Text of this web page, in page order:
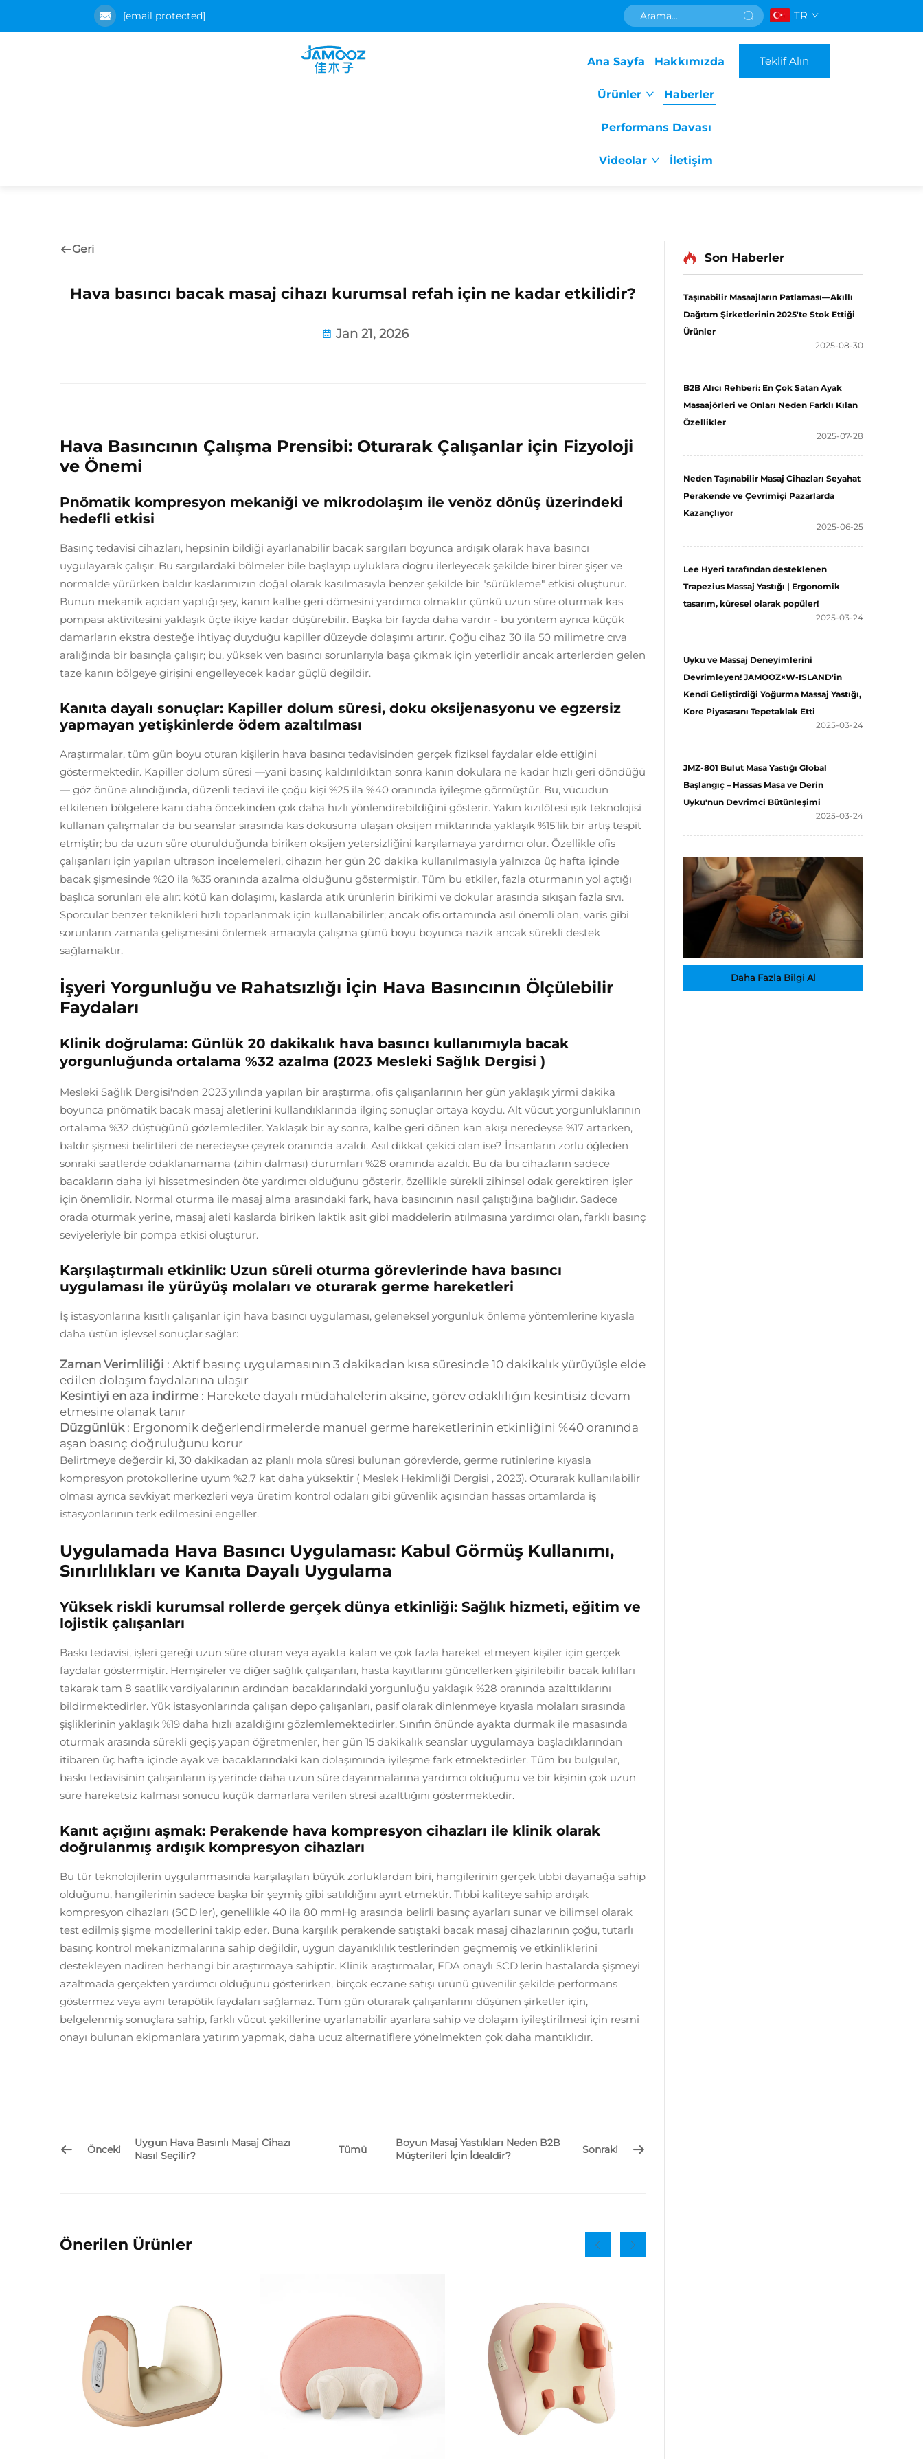
[email protected] TR
Ana Sayfa Hakkımızda
Ürünler Haberler
Performans Davası
Videolar İletişim
Teklif Alın
Geri
Hava basıncı bacak masaj cihazı kurumsal refah için ne kadar etkilidir?
Jan 21, 2026
Hava Basıncının Çalışma Prensibi: Oturarak Çalışanlar için Fizyoloji
ve Önemi
Pnömatik kompresyon mekaniği ve mikrodolaşım ile venöz dönüş üzerindeki
hedefli etkisi
Basınç tedavisi cihazları, hepsinin bildiği ayarlanabilir bacak sargıları boyunca ardışık olarak hava basıncı
uygulayarak çalışır. Bu sargılardaki bölmeler bile başlayıp uyluklara doğru ilerleyecek şekilde birer birer şişer ve
normalde yürürken baldır kaslarımızın doğal olarak kasılmasıyla benzer şekilde bir "sürükleme" etkisi oluşturur.
Bunun mekanik açıdan yaptığı şey, kanın kalbe geri dömesini yardımcı olmaktır çünkü uzun süre oturmak kas
pompası aktivitesini yaklaşık üçte ikiye kadar düşürebilir. Başka bir fayda daha vardır - bu yöntem ayrıca küçük
damarların ekstra desteğe ihtiyaç duyduğu kapiller düzeyde dolaşımı artırır. Çoğu cihaz 30 ila 50 milimetre cıva
aralığında bir basınçla çalışır; bu, yüksek ven basıncı sorunlarıyla başa çıkmak için yeterlidir ancak arterlerden gelen
taze kanın bölgeye girişini engelleyecek kadar güçlü değildir.
Kanıta dayalı sonuçlar: Kapiller dolum süresi, doku oksijenasyonu ve egzersiz
yapmayan yetişkinlerde ödem azaltılması
Araştırmalar, tüm gün boyu oturan kişilerin hava basıncı tedavisinden gerçek fiziksel faydalar elde ettiğini
göstermektedir. Kapiller dolum süresi —yani basınç kaldırıldıktan sonra kanın dokulara ne kadar hızlı geri döndüğü
— göz önüne alındığında, düzenli tedavi ile çoğu kişi %25 ila %40 oranında iyileşme görmüştür. Bu, vücudun
etkilenen bölgelere kanı daha öncekinden çok daha hızlı yönlendirebildiğini gösterir. Yakın kızılötesi ışık teknolojisi
kullanan çalışmalar da bu seanslar sırasında kas dokusuna ulaşan oksijen miktarında yaklaşık %15’lik bir artış tespit
etmiştir; bu da uzun süre oturulduğunda biriken oksijen yetersizliğini karşılamaya yardımcı olur. Özellikle ofis
çalışanları için yapılan ultrason incelemeleri, cihazın her gün 20 dakika kullanılmasıyla yalnızca üç hafta içinde
bacak şişmesinde %20 ila %35 oranında azalma olduğunu göstermiştir. Tüm bu etkiler, fazla oturmanın yol açtığı
başlıca sorunları ele alır: kötü kan dolaşımı, kaslarda atık ürünlerin birikimi ve dokular arasında sıkışan fazla sıvı.
Sporcular benzer teknikleri hızlı toparlanmak için kullanabilirler; ancak ofis ortamında asıl önemli olan, varis gibi
sorunların zamanla gelişmesini önlemek amacıyla çalışma günü boyu boyunca nazik ancak sürekli destek
sağlamaktır.
İşyeri Yorgunluğu ve Rahatsızlığı İçin Hava Basıncının Ölçülebilir
Faydaları
Klinik doğrulama: Günlük 20 dakikalık hava basıncı kullanımıyla bacak
yorgunluğunda ortalama %32 azalma (2023 Mesleki Sağlık Dergisi )
Mesleki Sağlık Dergisi'nden 2023 yılında yapılan bir araştırma, ofis çalışanlarının her gün yaklaşık yirmi dakika
boyunca pnömatik bacak masaj aletlerini kullandıklarında ilginç sonuçlar ortaya koydu. Alt vücut yorgunluklarının
ortalama %32 düştüğünü gözlemlediler. Yaklaşık bir ay sonra, kalbe geri dönen kan akışı neredeyse %17 artarken,
baldır şişmesi belirtileri de neredeyse çeyrek oranında azaldı. Asıl dikkat çekici olan ise? İnsanların zorlu öğleden
sonraki saatlerde odaklanamama (zihin dalması) durumları %28 oranında azaldı. Bu da bu cihazların sadece
bacakların daha iyi hissetmesinden öte yardımcı olduğunu gösterir, özellikle sürekli zihinsel odak gerektiren işler
için önemlidir. Normal oturma ile masaj alma arasındaki fark, hava basıncının nasıl çalıştığına bağlıdır. Sadece
orada oturmak yerine, masaj aleti kaslarda biriken laktik asit gibi maddelerin atılmasına yardımcı olan, farklı basınç
seviyeleriyle bir pompa etkisi oluşturur.
Karşılaştırmalı etkinlik: Uzun süreli oturma görevlerinde hava basıncı
uygulaması ile yürüyüş molaları ve oturarak germe hareketleri
İş istasyonlarına kısıtlı çalışanlar için hava basıncı uygulaması, geleneksel yorgunluk önleme yöntemlerine kıyasla
daha üstün işlevsel sonuçlar sağlar:
Zaman Verimliliği : Aktif basınç uygulamasının 3 dakikadan kısa süresinde 10 dakikalık yürüyüşle elde
edilen dolaşım faydalarına ulaşır
Kesintiyi en aza indirme : Harekete dayalı müdahalelerin aksine, görev odaklılığın kesintisiz devam
etmesine olanak tanır
Düzgünlük : Ergonomik değerlendirmelerde manuel germe hareketlerinin etkinliğini %40 oranında
aşan basınç doğruluğunu korur
Belirtmeye değerdir ki, 30 dakikadan az planlı mola süresi bulunan görevlerde, germe rutinlerine kıyasla
kompresyon protokollerine uyum %2,7 kat daha yüksektir ( Meslek Hekimliği Dergisi , 2023). Oturarak kullanılabilir
olması ayrıca sevkiyat merkezleri veya üretim kontrol odaları gibi güvenlik açısından hassas ortamlarda iş
istasyonlarının terk edilmesini engeller.
Uygulamada Hava Basıncı Uygulaması: Kabul Görmüş Kullanımı,
Sınırlılıkları ve Kanıta Dayalı Uygulama
Yüksek riskli kurumsal rollerde gerçek dünya etkinliği: Sağlık hizmeti, eğitim ve
lojistik çalışanları
Baskı tedavisi, işleri gereği uzun süre oturan veya ayakta kalan ve çok fazla hareket etmeyen kişiler için gerçek
faydalar göstermiştir. Hemşireler ve diğer sağlık çalışanları, hasta kayıtlarını güncellerken şişirilebilir bacak kılıfları
takarak tam 8 saatlik vardiyalarının ardından bacaklarındaki yorgunluğu yaklaşık %28 oranında azalttıklarını
bildirmektedirler. Yük istasyonlarında çalışan depo çalışanları, pasif olarak dinlenmeye kıyasla molaları sırasında
şişliklerinin yaklaşık %19 daha hızlı azaldığını gözlemlemektedirler. Sınıfın önünde ayakta durmak ile masasında
oturmak arasında sürekli geçiş yapan öğretmenler, her gün 15 dakikalık seanslar uygulamaya başladıklarından
itibaren üç hafta içinde ayak ve bacaklarındaki kan dolaşımında iyileşme fark etmektedirler. Tüm bu bulgular,
baskı tedavisinin çalışanların iş yerinde daha uzun süre dayanmalarına yardımcı olduğunu ve bir kişinin çok uzun
süre hareketsiz kalması sonucu küçük damarlara verilen stresi azalttığını göstermektedir.
Kanıt açığını aşmak: Perakende hava kompresyon cihazları ile klinik olarak
doğrulanmış ardışık kompresyon cihazları
Bu tür teknolojilerin uygulanmasında karşılaşılan büyük zorluklardan biri, hangilerinin gerçek tıbbi dayanağa sahip
olduğunu, hangilerinin sadece başka bir şeymiş gibi satıldığını ayırt etmektir. Tıbbi kaliteye sahip ardışık
kompresyon cihazları (SCD'ler), genellikle 40 ila 80 mmHg arasında belirli basınç ayarları sunar ve bilimsel olarak
test edilmiş şişme modellerini takip eder. Buna karşılık perakende satıştaki bacak masaj cihazlarının çoğu, tutarlı
basınç kontrol mekanizmalarına sahip değildir, uygun dayanıklılık testlerinden geçmemiş ve etkinliklerini
destekleyen nadiren herhangi bir araştırmaya sahiptir. Klinik araştırmalar, FDA onaylı SCD'lerin hastalarda şişmeyi
azaltmada gerçekten yardımcı olduğunu gösterirken, birçok eczane satışı ürünü güvenilir şekilde performans
göstermez veya aynı terapötik faydaları sağlamaz. Tüm gün oturarak çalışanlarını düşünen şirketler için,
belgelenmiş sonuçlara sahip, farklı vücut şekillerine uyarlanabilir ayarlara sahip ve dolaşım iyileştirilmesi için resmi
onayı bulunan ekipmanlara yatırım yapmak, daha ucuz alternatiflere yönelmekten çok daha mantıklıdır.
Önceki
Uygun Hava Basınlı Masaj Cihazı
Nasıl Seçilir?
Tümü
Boyun Masaj Yastıkları Neden B2B
Müşterileri İçin İdealdir?
Sonraki
Önerilen Ürünler
Son Haberler
Taşınabilir Masaajların Patlaması—Akıllı
Dağıtım Şirketlerinin 2025'te Stok Ettiği
Ürünler
2025-08-30
B2B Alıcı Rehberi: En Çok Satan Ayak
Masaajörleri ve Onları Neden Farklı Kılan
Özellikler
2025-07-28
Neden Taşınabilir Masaj Cihazları Seyahat
Perakende ve Çevrimiçi Pazarlarda
Kazançlıyor
2025-06-25
Lee Hyeri tarafından desteklenen
Trapezius Massaj Yastığı | Ergonomik
tasarım, küresel olarak popüler!
2025-03-24
Uyku ve Massaj Deneyimlerini
Devrimleyen! JAMOOZ×W-ISLAND'in
Kendi Geliştirdiği Yoğurma Massaj Yastığı,
Kore Piyasasını Tepetaklak Etti
2025-03-24
JMZ-801 Bulut Masa Yastığı Global
Başlangıç – Hassas Masa ve Derin
Uyku'nun Devrimci Bütünleşimi
2025-03-24
Daha Fazla Bilgi Al